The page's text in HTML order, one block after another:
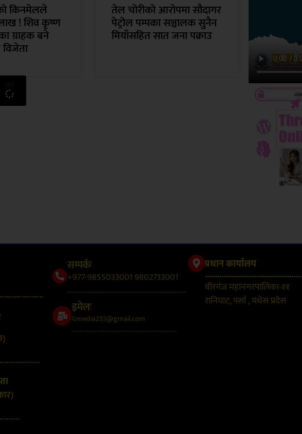
किनमेलले
! शिव कृष्ण
ग्राहक बने
तेल चोरीको आरोपमा सौदागर
पेट्रोल पम्पका सञ्चालक सुनैन
मियाँसहित सात जना पक्राउ
सम्पर्कः
+977-9855033001 9802733001
..........................................................
इमेलः
Gmedia255@gmail.com
....................................................................
प्रधान कार्यालय
...............................................
वीरगंज महानगरपालिका-११
रानिघाट, पर्सा , मधेस प्रदेस